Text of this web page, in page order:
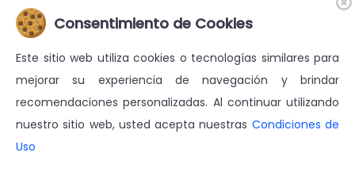
Utilizamos Cookies propias y de terceros para mejorar nuestros
servicios y mostrarte publicidad relacionada con tus
preferencias.
Más información enCondiciones de uso
Consentimiento de Cookies
Este sitio web utiliza cookies o tecnologías similares para
mejorar su experiencia de navegación y brindar
recomendaciones personalizadas. Al continuar utilizando
nuestro sitio web, usted acepta nuestras Condiciones de
Uso